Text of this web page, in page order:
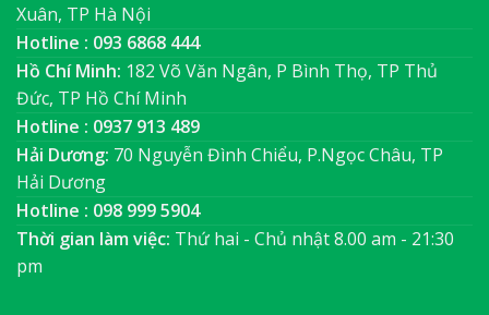
Xuân, TP Hà Nội
Hotline : 093 6868 444
Hồ Chí Minh: 182 Võ Văn Ngân, P Bình Thọ, TP Thủ
Đức, TP Hồ Chí Minh
Hotline : 0937 913 489
Hải Dương: 70 Nguyễn Đình Chiểu, P.Ngọc Châu, TP
Hải Dương
Hotline : 098 999 5904
Thời gian làm việc: Thứ hai - Chủ nhật 8.00 am - 21:30
pm